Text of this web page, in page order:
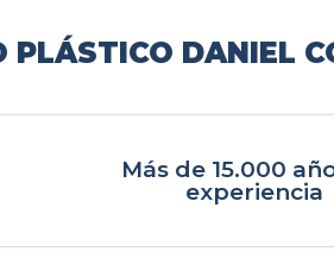
PLÁSTICO DANIEL
Más de 15.000
experiencia